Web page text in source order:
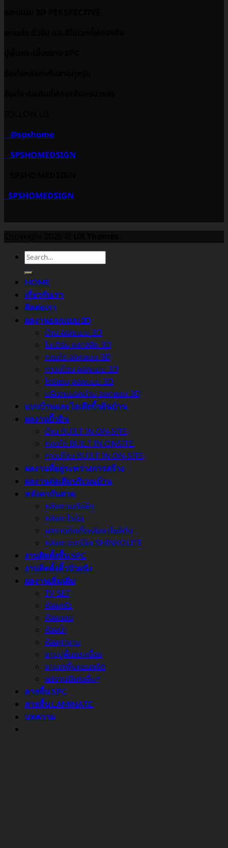
@spshome
SPSHOMEDSIGN
SPSHOMEDSIGN
HOME
เกี่ยวกับเรา
ติดต่อเรา
ผลงานออกแบบ 3D
บ้าน ออกแบบ 3D
โมเดิร์น คลาสสิค 3D
คอนโด ออกแบบ 3D
ทาวน์โฮม ออกแบบ 3D
โรงแรม ออกแบบ 3D
บริเวณนอกบ้าน ออกแบบ 3D
แบบบ้านและไอเดียบิ้วอินบ้าน
ผลงานบิ้วอิน
บ้าน BUILT IN ON-SITE
คอนโด BUILT IN ONSITE
ทาวน์โฮม BUILT IN ON-SITE
ผลงานที่อยู่ระหว่างการสร้าง
ผลงานต่อเติมบริเวณบ้าน
หลังคากันสาด
หลังคาเมทัลชีท
หลังคาไวนิล
ผลงานติดตั้งหลังคาโพลิตัน
หลังคาอะครีลิค SHINKOLITE
งานติดตั้งพื้น SPC
งานติดตั้งคิ้วบัวผนัง
ผลงานเพิ่มเติม
TV SET
ห้องครัว
ห้องนอน
ห้องน้ำ
ห้องทำงาน
งานปูพื้นกระเบื้อง
งานเทพื้นคอนกรีต
ผลงานพิเศษอื่นๆ
ลายพื้น SPC
ลายพื้น LAMINATE
บทความ